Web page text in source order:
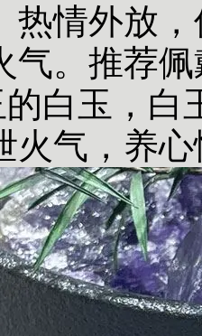
热情外放
气。推荐
白玉，白
火气，养